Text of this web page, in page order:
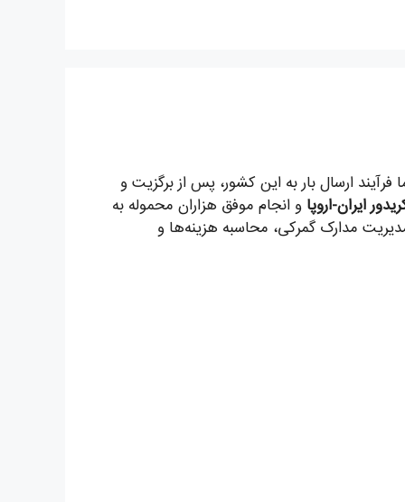
ارسال بار به این کشور، پس از برگزیت و
و انجام موفق هزاران محموله به
مدارک گمرکی، محاسبه هزینه‌ها و